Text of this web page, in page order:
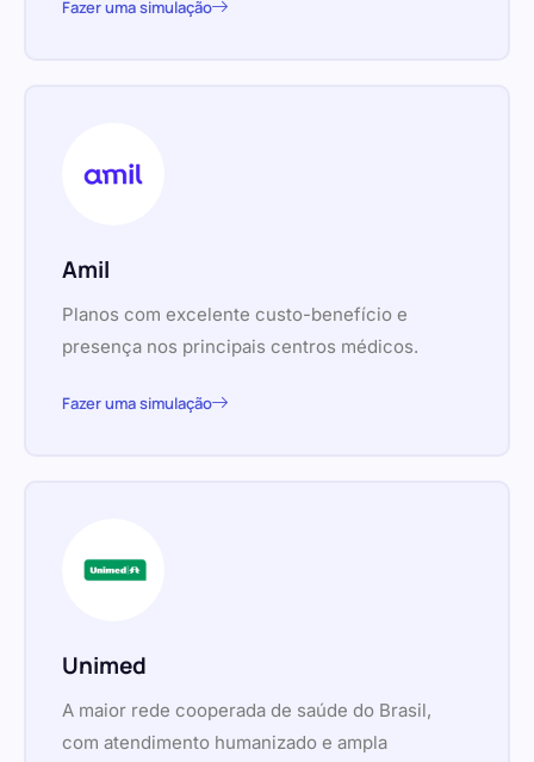
Fazer uma simulação
Amil
Planos com excelente custo-benefício e
presença nos principais centros médicos.
Fazer uma simulação
Unimed
A maior rede cooperada de saúde do Brasil,
com atendimento humanizado e ampla